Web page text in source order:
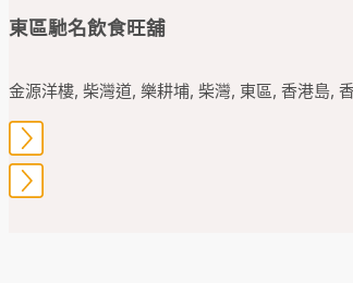
東區馳名飲食旺舖
金源洋樓, 柴灣道, 樂耕埔, 柴灣, 東區, 香港島,